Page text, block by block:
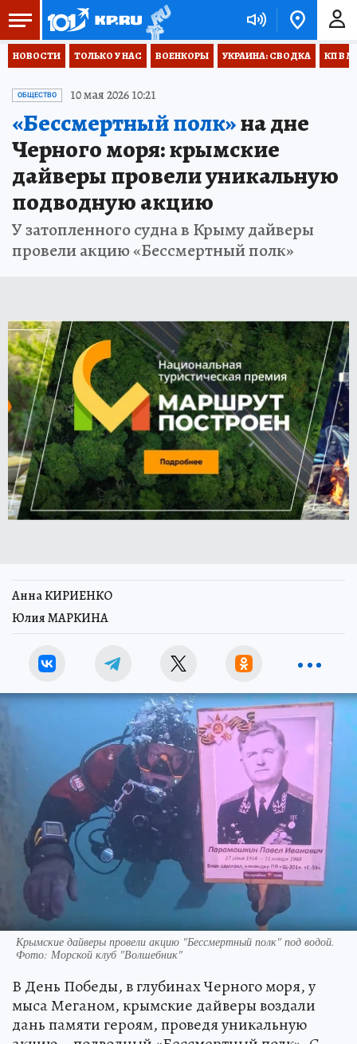
НОВОСТИ ТОЛЬКО У НАС ВОЕНКОРЫ УКРАИНА: СВОДКА КП В
ОБЩЕСТВО 10 мая 2026 10:21
«Бессмертный полк»на дне
Черного моря: крымские
дайверы провели уникальную
подводную акцию
У затопленного судна в Крыму дайверы
провели акцию «Бессмертный полк»
Анна КИРИЕНКО
Юлия МАРКИНА
Крымские дайверы провели акцию "Бессмертный полк" под водой.
Фото: Морской клуб "Волшебник"
В День Победы, в глубинах Черного моря, у
мыса Меганом, крымские дайверы воздали
дань памяти героям, проведя уникальную